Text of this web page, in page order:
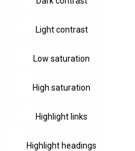
Light contrast
Low saturation
High saturation
Highlight links
Highlight headings